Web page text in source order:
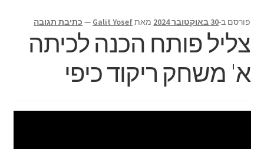
פורסם ב-30 באוקטובר 2024 מאתGalit Yosef
— כתיבת תגובה
צליל פותח הכנה לכיתה
א' משחק ריקוד כיפי